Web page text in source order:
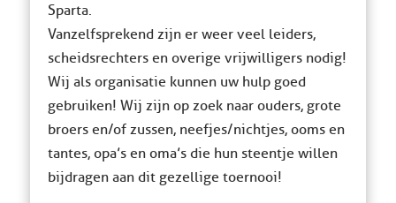
Sparta.
Vanzelfsprekend zijn er weer veel leiders,
scheidsrechters en overige vrijwilligers nodig!
Wij als organisatie kunnen uw hulp goed
gebruiken! Wij zijn op zoek naar ouders, grote
broers en/of zussen, neefjes/nichtjes, ooms en
tantes, opa’s en oma’s die hun steentje willen
bijdragen aan dit gezellige toernooi!